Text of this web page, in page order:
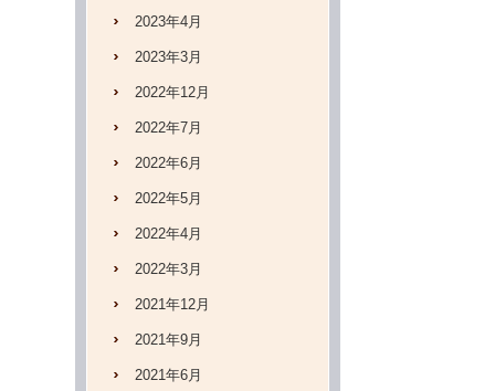
2023年4月
2023年3月
2022年12月
2022年7月
2022年6月
2022年5月
2022年4月
2022年3月
2021年12月
2021年9月
2021年6月